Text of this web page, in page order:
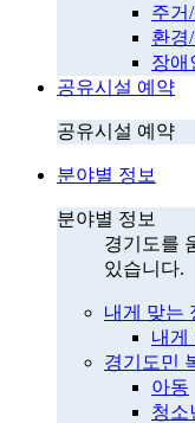
주거
환경
장애
공유시설 예약
공유시설 예약
분야별 정보
분야별 정보
경기도를
있습니다.
내게 맞는
내게
경기도민
아동
청소